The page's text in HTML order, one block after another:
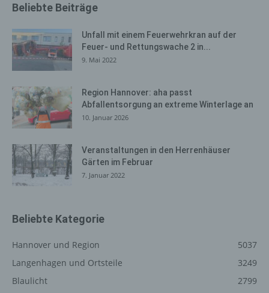
Beliebte Beiträge
Unfall mit einem Feuerwehrkran auf der
Feuer- und Rettungswache 2 in...
9. Mai 2022
Region Hannover: aha passt
Abfallentsorgung an extreme Winterlage an
10. Januar 2026
Veranstaltungen in den Herrenhäuser
Gärten im Februar
7. Januar 2022
Beliebte Kategorie
Hannover und Region
5037
Langenhagen und Ortsteile
3249
Blaulicht
2799
jederzeit abzuändern oder vollständig aus dem
löschen zu lassen.
Der für die Verarbeitung Verantwortliche erteilt jeder
betroffenen Person jederzeit auf Anfrage Auskunft
betroffene Person gespeichert sind. Ferner berichtigt
oder löscht der für die Verarbeitung Verantwortliche
personenbezogene Daten auf Wunsch oder Hinweis der
betroffenen Person, soweit dem keine gesetzlichen
Aufbewahrungspflichten entgegenstehen. Die
Gesamtheit der Mitarbeiter des für die Verarbeitung
Verantwortlichen stehen der betroffenen Person in
diesem Zusammenhang als Ansprechpartner zur
Kontaktmöglichkeit über die
Internetseite
Die Internetseite enthält aufgrund von gesetzlichen
Vorschriften Angaben, die eine schnelle elektronische